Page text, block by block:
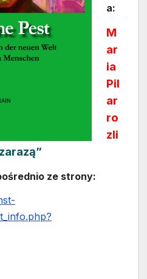
a:
M
ar
ia
Pil
ar
ro
zli
ze strony: